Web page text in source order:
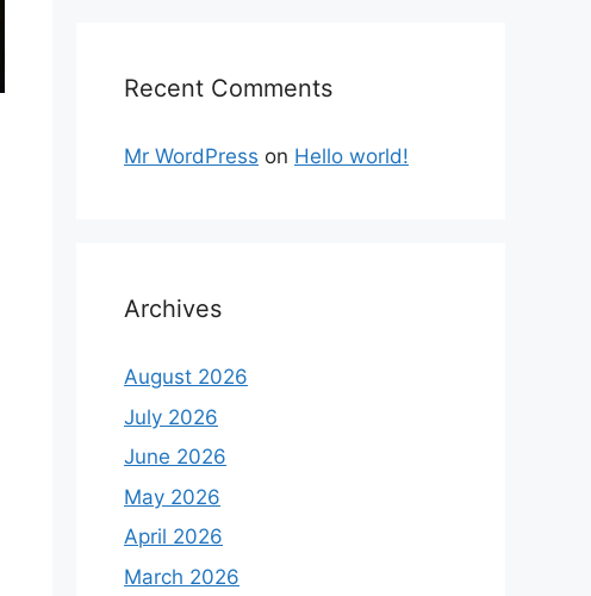
Recent Comments
Mr WordPress on Hello world!
Archives
August 2026
July 2026
June 2026
May 2026
April 2026
March 2026